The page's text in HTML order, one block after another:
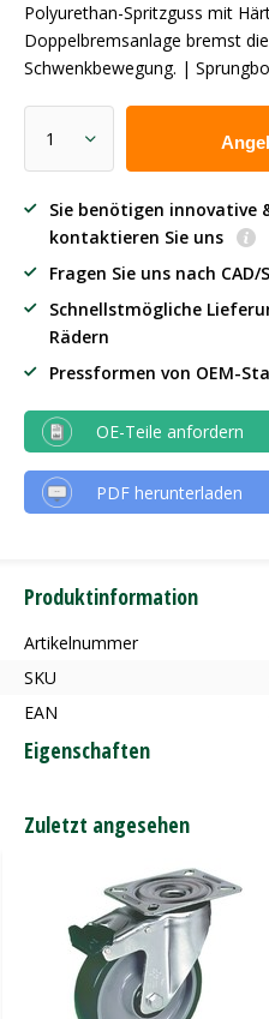
Polyurethan-Spritzguss mit
Doppelbremsanlage bremst
Schwenkbewegung. |
Sie benötigen innovative
kontaktieren Sie uns
Fragen Sie uns nach CAD/
Schnellstmögliche
Rädern
Pressformen von OEM-
OE-Teile anfordern
PDF herunterladen
Produktinformation
Artikelnummer
SKU
EAN
Eigenschaften
Zuletzt angesehen